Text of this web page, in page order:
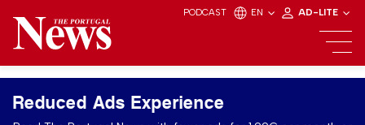
PODCAST EN AD-LITE
Reduced Ads Experience